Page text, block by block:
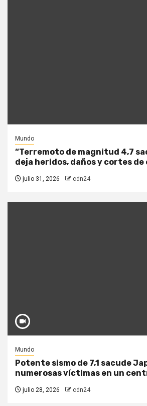
Mundo
“Terremoto de magnitud 4,7
deja heridos, daños y cortes de
julio 31, 2026 cdn24
Mundo
Potente sismo de 7,1 sacude
numerosas víctimas en un
julio 28, 2026 cdn24